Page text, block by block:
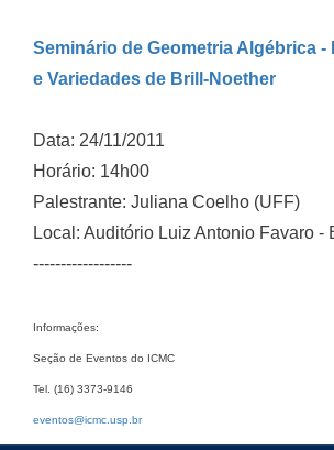
Seminário de Geometria Algébrica -
e Variedades de Brill-Noether
Data: 24/11/2011
Horário: 14h00
Palestrante: Juliana Coelho (UFF)
Local: Auditório Luiz Antonio Favaro -
------------------
Informações:
Seção de Eventos do ICMC
Tel. (16) 3373-9146
eventos@icmc.usp.br